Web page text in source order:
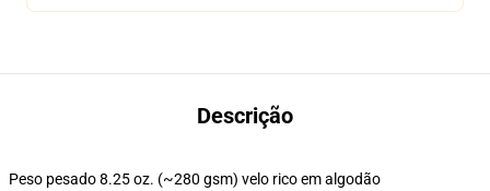
Descrição
Peso pesado 8.25 oz. (~280 gsm) velo rico em algodão